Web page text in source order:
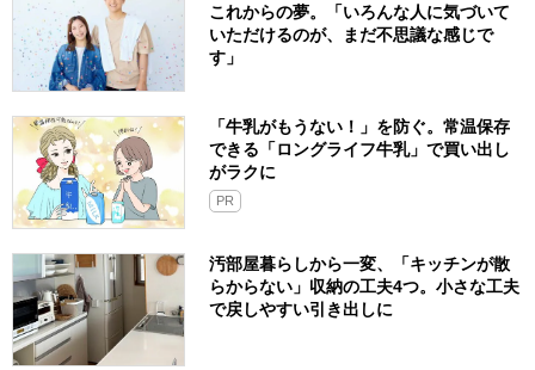
これからの夢。「いろんな人に気づいて
いただけるのが、まだ不思議な感じで
す」
「牛乳がもうない！」を防ぐ。常温保存
できる「ロングライフ牛乳」で買い出し
がラクに
PR
汚部屋暮らしから一変、「キッチンが散
らからない」収納の工夫4つ。小さな工夫
で戻しやすい引き出しに